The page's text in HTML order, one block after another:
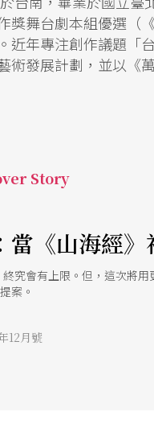
獎舞台劇本組優選（
近年專注創作議題「
術發展計劃，並以《
Story
當《山海經》
究會有上限。但，這次將
案。
12月號